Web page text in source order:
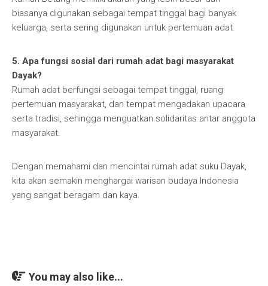
biasanya digunakan sebagai tempat tinggal bagi banyak
keluarga, serta sering digunakan untuk pertemuan adat.
5. Apa fungsi sosial dari rumah adat bagi masyarakat
Dayak?
Rumah adat berfungsi sebagai tempat tinggal, ruang
pertemuan masyarakat, dan tempat mengadakan upacara
serta tradisi, sehingga menguatkan solidaritas antar anggota
masyarakat.
Dengan memahami dan mencintai rumah adat suku Dayak,
kita akan semakin menghargai warisan budaya Indonesia
yang sangat beragam dan kaya.
You may also like...